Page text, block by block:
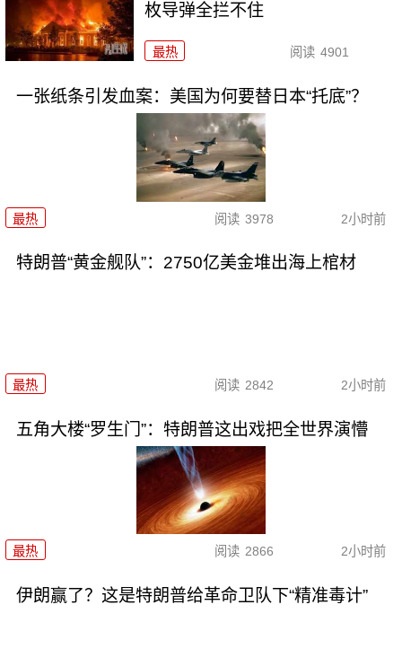
枚导弹全拦不住
最热 阅读 4901
一张纸条引发血案：美国为何要替日本“托底”？
最热 阅读 3978 2小时前
特朗普“黄金舰队”：2750亿美金堆出海上棺材
最热 阅读 2842 2小时前
五角大楼“罗生门”：特朗普这出戏把全世界演懵
最热 阅读 2866 2小时前
伊朗赢了？这是特朗普给革命卫队下“精准毒计”